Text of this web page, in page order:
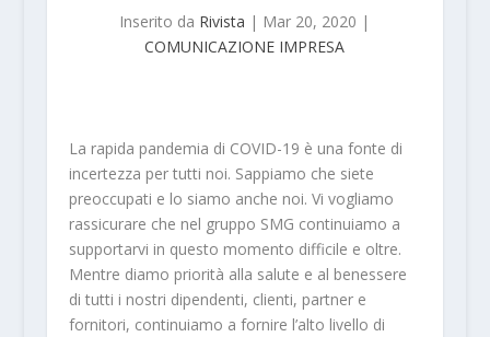
Inserito da Rivista | Mar 20, 2020 |
COMUNICAZIONE IMPRESA
La rapida pandemia di COVID-19 è una fonte di
incertezza per tutti noi. Sappiamo che siete
preoccupati e lo siamo anche noi. Vi vogliamo
rassicurare che nel gruppo SMG continuiamo a
supportarvi in questo momento difficile e oltre.
Mentre diamo priorità alla salute e al benessere
di tutti i nostri dipendenti, clienti, partner e
fornitori, continuiamo a fornire l’alto livello di